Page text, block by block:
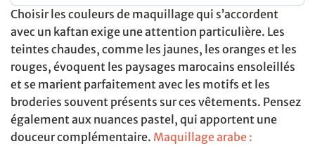
Choisir les couleurs de maquillage qui s’accordent
avec un kaftan exige une attention particulière. Les
teintes chaudes, comme les jaunes, les oranges et les
rouges, évoquent les paysages marocains ensoleillés
et se marient parfaitement avec les motifs et les
broderies souvent présents sur ces vêtements. Pensez
également aux nuances pastel, qui apportent une
douceur complémentaire. Maquillage arabe :